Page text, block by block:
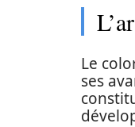
Le
ses